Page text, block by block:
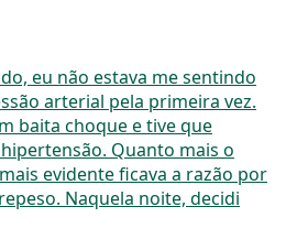
eu não estava me sentindo
arterial pela primeira vez.
baita choque e tive que
Quanto mais o
evidente ficava a razão por
Naquela noite, decidi